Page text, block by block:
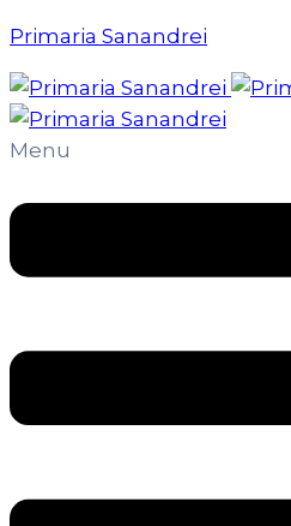
Primaria Sanandrei
Menu